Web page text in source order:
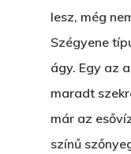
lesz, még
Szégyene
ágy. Egy az
maradt
már az
színű